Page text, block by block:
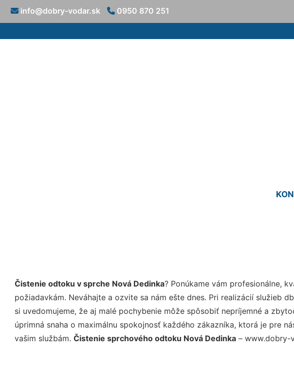
info@dobry-vodar.sk 0950 870 251
Čistenie odtoku v sprche Nová Dedinka? Ponúkame vám profesionálne,
požiadavkám. Neváhajte a ozvite sa nám ešte dnes. Pri realizácií služieb
si uvedomujeme, že aj malé pochybenie môže spôsobiť nepríjemné a
úprimná snaha o maximálnu spokojnosť každého zákazníka, ktorá je pre
vašim službám. Čistenie sprchového odtoku Nová Dedinka – www.dobry-